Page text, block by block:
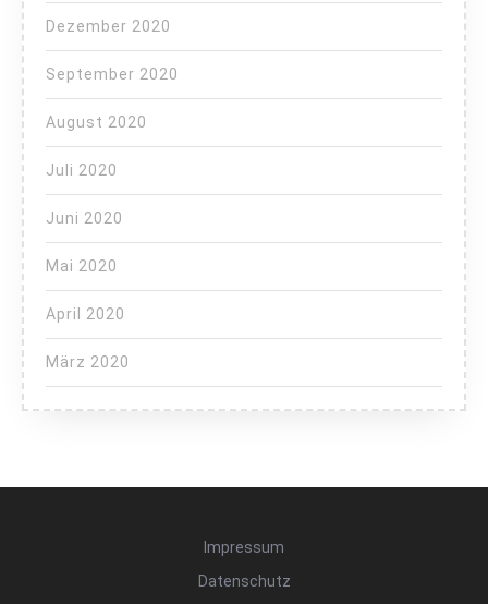
Dezember 2020
September 2020
August 2020
Juli 2020
Juni 2020
Mai 2020
April 2020
März 2020
Impressum
Datenschutz